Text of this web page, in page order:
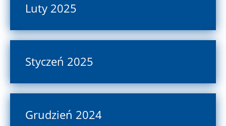
Luty 2025
Styczeń 2025
Grudzień 2024